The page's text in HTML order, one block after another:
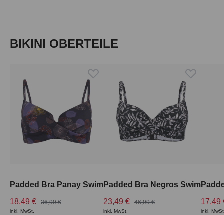
Produktgalerie überspringen
BIKINI OBERTEILE
Padded Bra Panay Swim
18,49 €
36,99 €
inkl. MwSt.
Padded Bra Negros Swim
23,49 €
46,99 €
inkl. MwSt.
17,49
inkl.